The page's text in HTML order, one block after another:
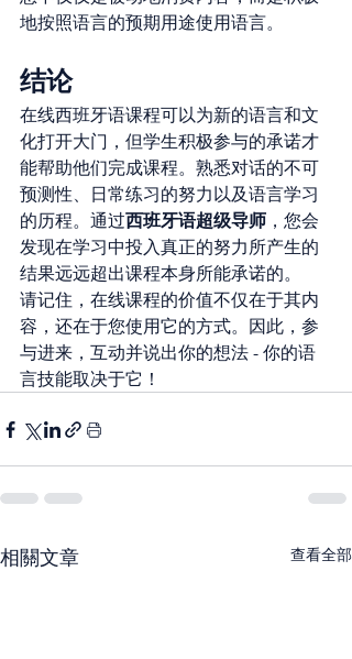
地按照语言的预期用途使用语言。
结论
在线西班牙语课程可以为新的语言和文
化打开大门，但学生积极参与的承诺才
能帮助他们完成课程。熟悉对话的不可
预测性、日常练习的努力以及语言学习
的历程。通过西班牙语超级导师 ，您会
发现在学习中投入真正的努力所产生的
结果远远超出课程本身所能承诺的。
请记住，在线课程的价值不仅在于其内
容，还在于您使用它的方式。因此，参
与进来，互动并说出你的想法 - 你的语
言技能取决于它！
相關文章 查看全部